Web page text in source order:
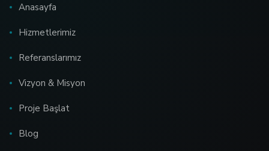
Anasayfa
Hizmetlerimiz
Referanslarımız
Vizyon & Misyon
Proje Başlat
Blog